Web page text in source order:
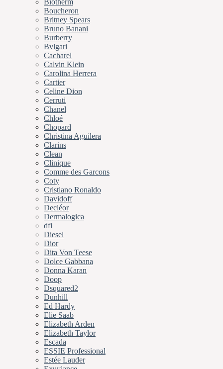
Biotherm
Boucheron
Britney Spears
Bruno Banani
Burberry
Bvlgari
Cacharel
Calvin Klein
Carolina Herrera
Cartier
Celine Dion
Cerruti
Chanel
Chloé
Chopard
Christina Aguilera
Clarins
Clean
Clinique
Comme des Garcons
Coty
Cristiano Ronaldo
Davidoff
Decléor
Dermalogica
dfi
Diesel
Dior
Dita Von Teese
Dolce Gabbana
Donna Karan
Doop
Dsquared2
Dunhill
Ed Hardy
Elie Saab
Elizabeth Arden
Elizabeth Taylor
Escada
ESSIE Professional
Estée Lauder